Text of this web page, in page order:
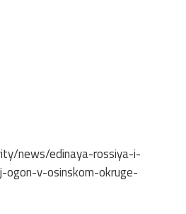
news/edinaya-rossiya-i-
ogon-v-osinskom-okruge-